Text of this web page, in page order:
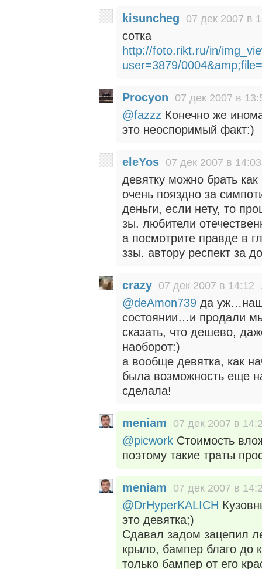
kisuncheg 07 дек 2007 в
сотка
http://foto.rikt.ru/in/
user=3879/
Procyon 07 дек 2007 в
@fazzz Конечно же
это неоспоримый факт:)
eleYos 07 дек 2007 в 14:03
девятку можно брать
очень пояздно за
деньги, если нету, то
зы. любители
а посмотрите правде в
ззы. автору респект за
crazy 07 дек 2007 в 14:12
@deAmon739 да
состоянии…и продали
сказать, что дешево,
наоборот:)
а вообще девятка, как
была возможность еще
сделала!
meniam 07 дек 2007 в
@picwork Стоимость
поэтому такие траты
meniam 07 дек 2007 в
@DrHyperKALICH
это девятка;)
Сдавал задом зацепил
крыло, бампер благо до
только бампер от его